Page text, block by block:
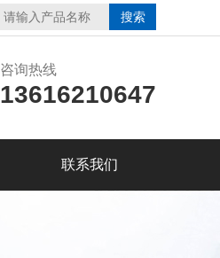
咨询热线
13616210647
联系我们